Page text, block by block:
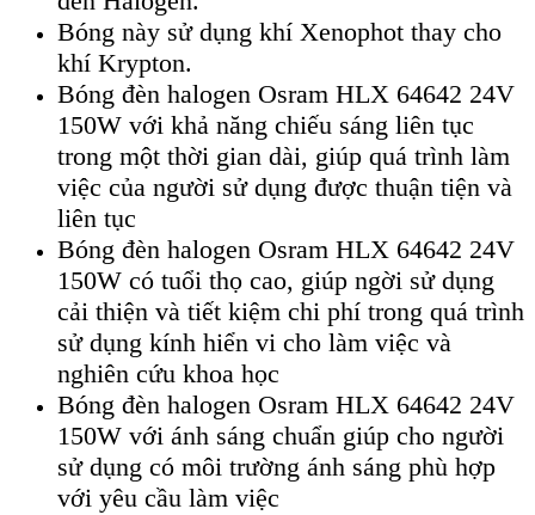
Bóng này sử dụng khí Xenophot thay cho
khí Krypton.
Bóng đèn halogen Osram HLX 64642 24V
150W với khả năng chiếu sáng liên tục
trong một thời gian dài, giúp quá trình làm
việc của người sử dụng được thuận tiện và
liên tục
Bóng đèn halogen Osram HLX 64642 24V
150W có tuổi thọ cao, giúp ngời sử dụng
cải thiện và tiết kiệm chi phí trong quá trình
sử dụng kính hiển vi cho làm việc và
nghiên cứu khoa học
Bóng đèn halogen Osram HLX 64642 24V
150W với ánh sáng chuẩn giúp cho người
sử dụng có môi trường ánh sáng phù hợp
với yêu cầu làm việc